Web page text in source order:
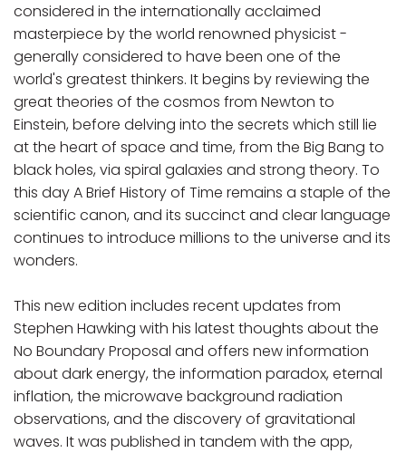
considered in the internationally acclaimed
masterpiece by the world renowned physicist -
generally considered to have been one of the
world's greatest thinkers. It begins by reviewing the
great theories of the cosmos from Newton to
Einstein, before delving into the secrets which still lie
at the heart of space and time, from the Big Bang to
black holes, via spiral galaxies and strong theory. To
this day A Brief History of Time remains a staple of the
scientific canon, and its succinct and clear language
continues to introduce millions to the universe and its
wonders.
This new edition includes recent updates from
Stephen Hawking with his latest thoughts about the
No Boundary Proposal and offers new information
about dark energy, the information paradox, eternal
inflation, the microwave background radiation
observations, and the discovery of gravitational
waves. It was published in tandem with the app,